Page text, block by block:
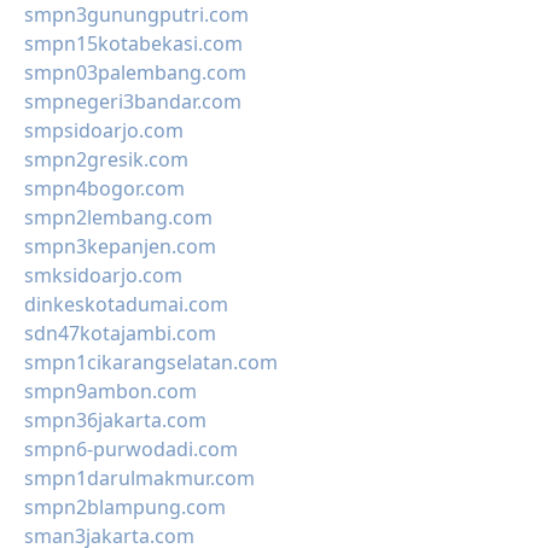
smpn3gunungputri.com
smpn15kotabekasi.com
smpn03palembang.com
smpnegeri3bandar.com
smpsidoarjo.com
smpn2gresik.com
smpn4bogor.com
smpn2lembang.com
smpn3kepanjen.com
smksidoarjo.com
dinkeskotadumai.com
sdn47kotajambi.com
smpn1cikarangselatan.com
smpn9ambon.com
smpn36jakarta.com
smpn6-purwodadi.com
smpn1darulmakmur.com
smpn2blampung.com
sman3jakarta.com